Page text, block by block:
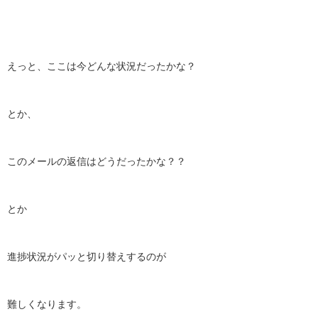
えっと、ここは今どんな状況だったかな？
とか、
このメールの返信はどうだったかな？？
とか
進捗状況がパッと切り替えするのが
難しくなります。